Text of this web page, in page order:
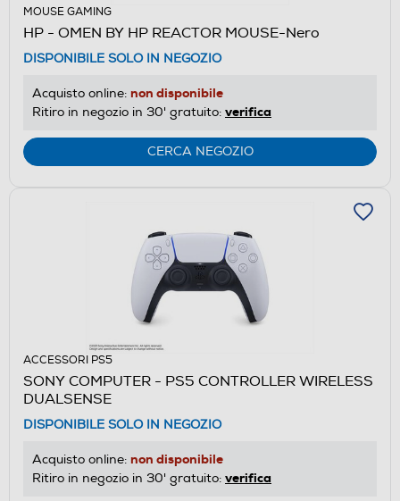
MOUSE GAMING
HP - OMEN BY HP REACTOR MOUSE-Nero
DISPONIBILE SOLO IN NEGOZIO
Acquisto online: non disponibile
Ritiro in negozio in 30' gratuito: verifica
CERCA NEGOZIO
ACCESSORI PS5
SONY COMPUTER - PS5 CONTROLLER WIRELESS
DUALSENSE
DISPONIBILE SOLO IN NEGOZIO
Acquisto online: non disponibile
Ritiro in negozio in 30' gratuito: verifica